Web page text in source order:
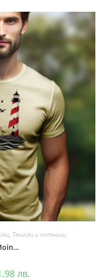
, Тениски и потници
лв.